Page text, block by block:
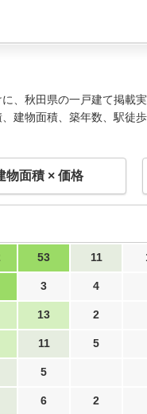
、秋田県の一戸建て掲載
建物面積、築年数、駅徒
物面積 × 価格
53 11
3 4
13 2
11 5
5
6 2